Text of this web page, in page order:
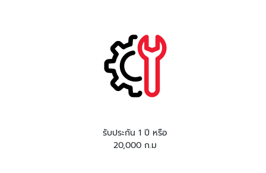
รับประกัน 1 ปี หรือ
20,000 ก.ม